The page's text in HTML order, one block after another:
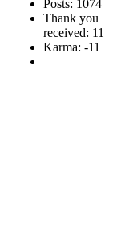
Posts: 1074
Thank you
received: 11
Karma: -11